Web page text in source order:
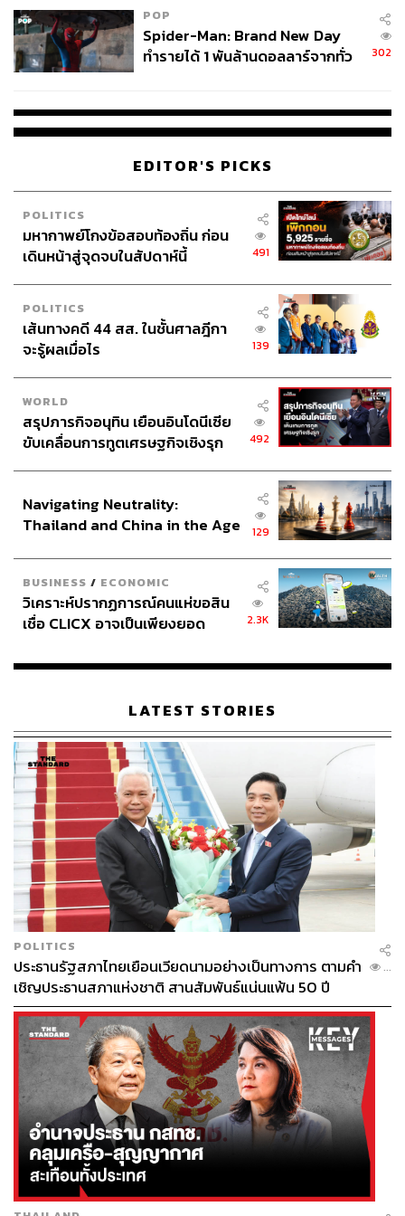
POP
Spider-Man: Brand New Day
ทำรายได้ 1 พันล้านดอลลาร์จากทั่ว
302
EDITOR'S PICKS
POLITICS
มหากาพย์โกงข้อสอบท้องถิ่น ก่อน
เดินหน้าสู่จุดจบในสัปดาห์นี้
491
POLITICS
เส้นทางคดี 44 สส. ในชั้นศาลฎีกา
จะรู้ผลเมื่อไร
139
WORLD
สรุปภารกิจอนุทิน เยือนอินโดนีเซีย
ขับเคลื่อนการทูตเศรษฐกิจเชิงรุก
492
Navigating Neutrality:
Thailand and China in the Age
129
BUSINESS / ECONOMIC
วิเคราะห์ปรากฏการณ์คนแห่ขอสิน
เชื่อ CLICX อาจเป็นเพียงยอด
เรือนไทยที่ถูกซุกไว้
2.3K
LATEST STORIES
POLITICS
ประธานรัฐสภาไทยเยือนเวียดนามอย่างเป็นทางการ ตามคำ
เชิญประธานสภาแห่งชาติ สานสัมพันธ์แน่นแฟ้น 50 ปี
...